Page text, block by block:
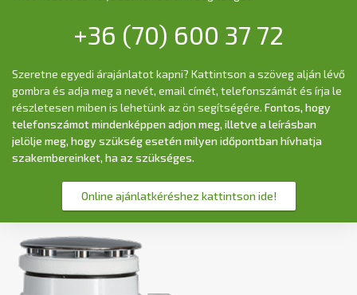
+36 (70) 600 37 72
Szeretne egyedi árajánlatot kapni? Kattintson a szöveg alján lévő
gombra és adja meg a nevét, email címét, telefonszámát és írja le
részletesen miben is lehetünk az ön segítségére. Fontos, hogy
telefonszámot mindenképpen adjon meg, illetve a leírásban
jelölje meg, hogy szükség esetén milyen időpontban hívhatja
szakembereinket, ha az szükséges.
Online ajánlatkéréshez kattintson ide!